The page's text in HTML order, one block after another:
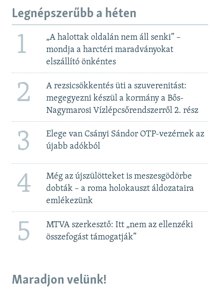
Legnépszerűbb a héten
1
„A halottak oldalán nem áll senki” –
mondja a harctéri maradványokat
elszállító önkéntes
2
A rezsicsökkentés üti a szuverenitást:
megegyezni készül a kormány a Bős-
Nagymarosi Vízlépcsőrendszerről 2. rész
3
Elege van Csányi Sándor OTP-vezérnek az
újabb adókból
4
Még az újszülötteket is meszesgödörbe
dobták – a roma holokauszt áldozataira
emlékezünk
5
MTVA szerkesztő: Itt „nem az ellenzéki
összefogást támogatják”
Maradjon velünk!